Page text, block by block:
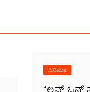
ಸಿನಿಮಾ
“ಲವ್ ಒನ್